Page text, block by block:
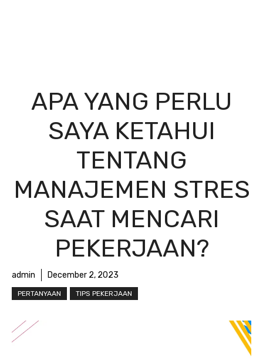
APA YANG PERLU
SAYA KETAHUI
TENTANG
MANAJEMEN STRES
SAAT MENCARI
PEKERJAAN?
admin December 2, 2023
PERTANYAAN TIPS PEKERJAAN